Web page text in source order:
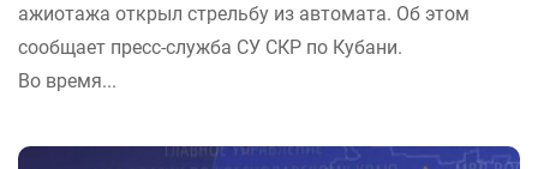
ажиотажа открыл стрельбу из автомата. Об этом
сообщает пресс-служба СУ СКР по Кубани.
Во время...